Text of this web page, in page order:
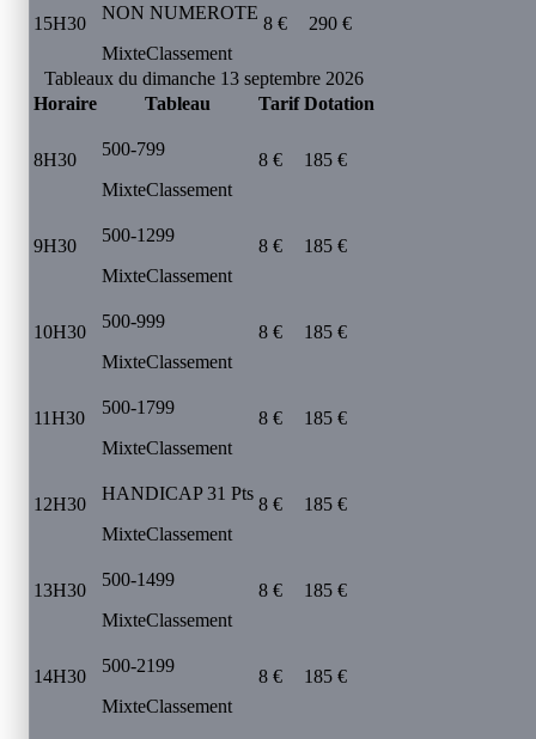
15H30
NON NUMEROTE
MixteClassement
8 € 290 €
Tableaux du dimanche 13 septembre 2026
Horaire
Tableau Tarif Dotation
8H30
500-799
MixteClassement
8 € 185 €
9H30
500-1299
MixteClassement
8 € 185 €
10H30
500-999
MixteClassement
8 € 185 €
11H30
500-1799
MixteClassement
8 € 185 €
12H30
HANDICAP 31 Pts
MixteClassement
8 € 185 €
13H30
500-1499
MixteClassement
8 € 185 €
14H30
500-2199
MixteClassement
8 € 185 €